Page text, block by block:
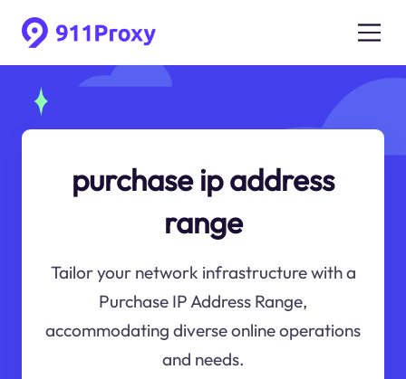
purchase ip address
range
Tailor your network infrastructure with a
Purchase IP Address Range,
accommodating diverse online operations
and needs.